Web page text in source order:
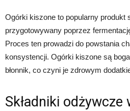
Ogórki kiszone to popularny produkt
przygotowywany poprzez
Proces ten prowadzi do powstania
konsystencji. Ogórki kiszone są
błonnik, co czyni je zdrowym
Składniki odżywcze